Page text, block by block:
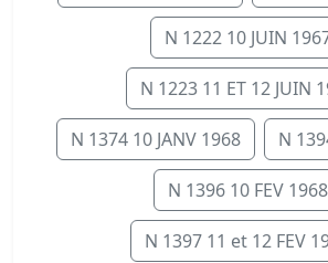
N 1222 10 JUIN
N 1223 11 ET 12 JUIN
N 1374 10 JANV 1968 N
N 1396 10 FEV 1968
N 1397 11 et 12 FEV